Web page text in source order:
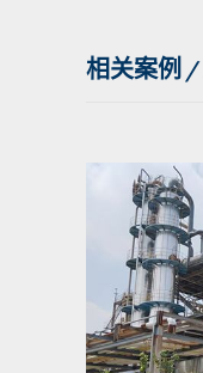
相关案例 /